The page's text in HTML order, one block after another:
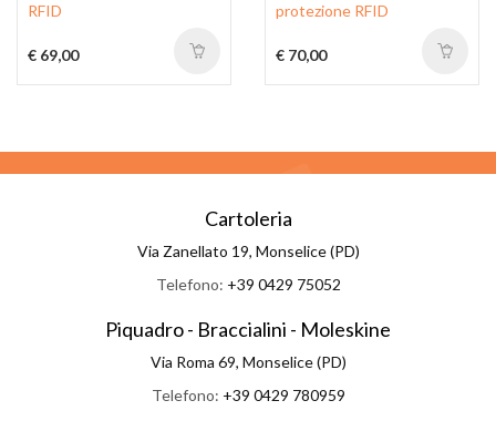
RFID
€ 69,00
protezione RFID
€ 70,00
Cartoleria
Via Zanellato 19, Monselice (PD)
Telefono: +39 0429 75052
Piquadro - Braccialini - Moleskine
Via Roma 69, Monselice (PD)
Telefono: +39 0429 780959